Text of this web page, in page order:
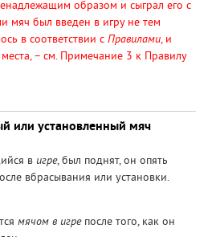
образом и сыграл его с
мяч был введен в игру не тем
в соответствии с Правилами, и
– см. Примечание 3 к Правилу
или установленный мяч
в игре, был поднят, он опять
вбрасывания или установки.
мячом в игре после того, как он